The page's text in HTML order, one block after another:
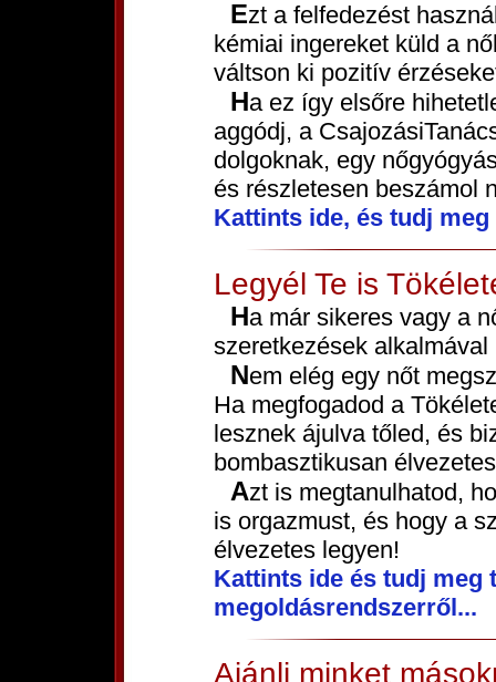
Ezt a felfedezést
kémiai ingereket küld a
váltson ki pozitív
Ha ez így elsőre hihetetlenül hangzik is számodra, ne
aggódj, a
dolgoknak, egy
és részletesen beszámol
Kattints ide, és tudj
Legyél Te is
Ha már sikeres vagy a nők elcsábításában, ideje, hogy a
szeretkezések
Nem elég egy nőt megszerezni, de meg is kell tudni tartani!
Ha megfogadod a
lesznek ájulva tőled, és
bombasztikusan
Azt is megtanulhatod, hogyan érj el többször egymás után
is orgazmust, és hogy a
élvezetes legyen!
Kattints ide és tudj meg
megoldásrendszerről...
Ajánlj minket